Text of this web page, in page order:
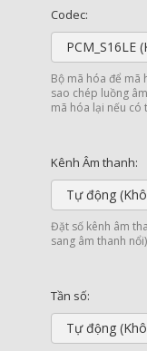
Codec:
PCM_S16LE
Bộ mã hóa để mã
sao chép luồng
mã hóa lại nếu có
Kênh Âm thanh:
Tự động
Đặt số kênh âm
sang âm thanh
Tần số:
Tự động